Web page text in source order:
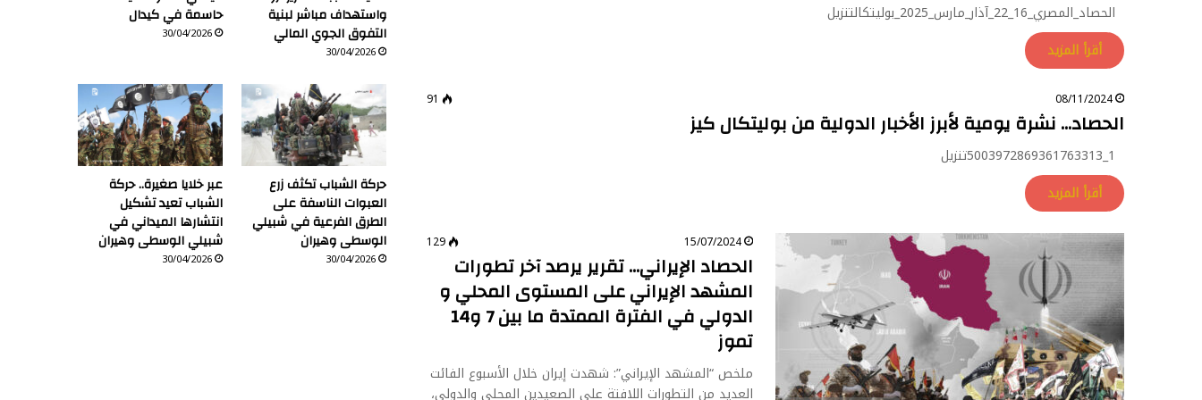
الحصاد_المصري_16_22_آذار_مارس_2025_بوليتكالتنزيل
أقرأ المزيد
08/11/2024
91
الحصاد… نشرة يومية لأبرز الأخبار الدولية من بوليتكال كيز
أقرأ المزيد
15/07/2024
129
الحصاد الإيراني… تقرير يرصد آخر تطورات
المشهد الإيراني على المستوى المحلي و
الدولي في الفترة الممتدة ما بين 7 و14
تموز
ملخص “المشهد الإيراني”: شهدت إيران خلال الأسبوع الفائت
العديد من التطورات اللافتة على الصعيدين المحلي والدولي،
واستهداف مباشر لبنية
التفوق الجوي المالي
30/04/2026
حاسمة في كيدال
30/04/2026
حركة الشباب تكثف زرع
العبوات الناسفة على
الطرق الفرعية في شبيلي
الوسطى وهيران
30/04/2026
عبر خلايا صغيرة.. حركة
الشباب تعيد تشكيل
انتشارها الميداني في
شبيلي الوسطى وهيران
30/04/2026